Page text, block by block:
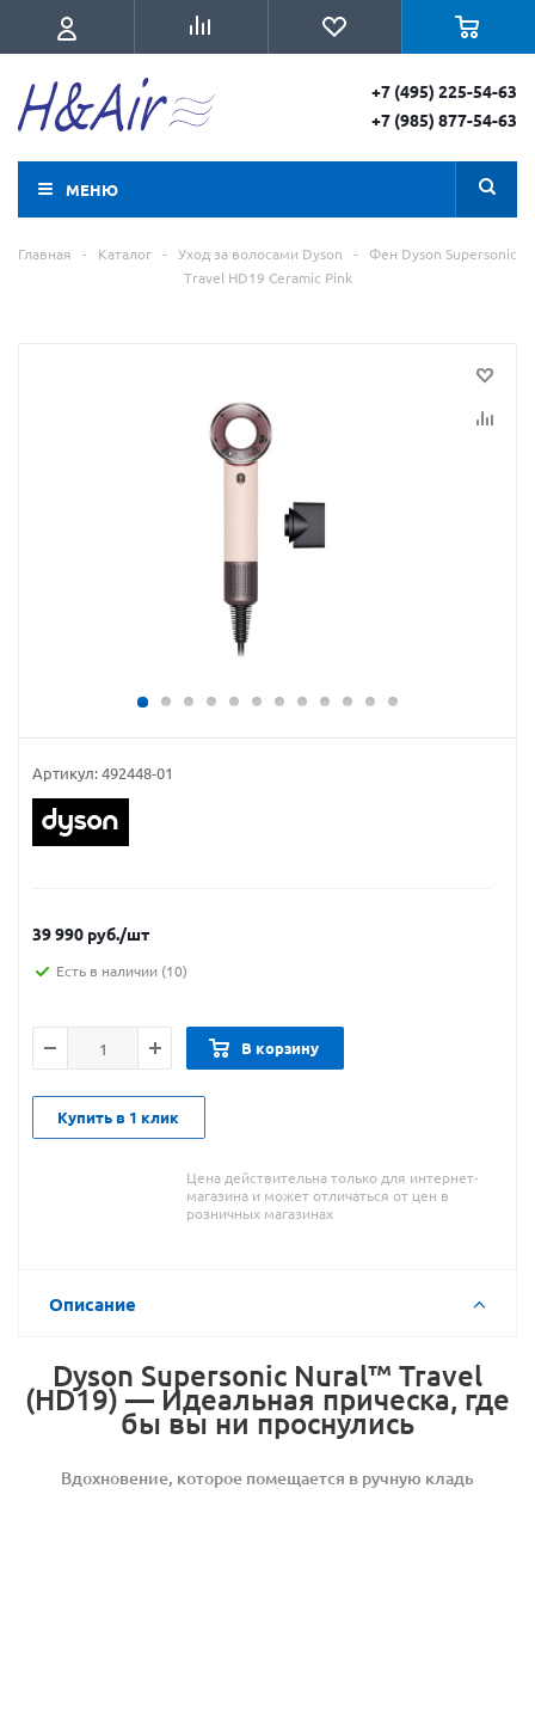
+7 (495) 225-54-63
+7 (985) 877-54-63
МЕНЮ
Главная - Каталог - Уход за волосами Dyson -
Фен Dyson Supersonic
Travel HD19 Ceramic Pink
Артикул:492448-01
39 990 руб./шт
Есть в наличии (10)
В корзину
Купить в 1 клик
Цена действительна только для интернет-
магазина и может отличаться от цен в
розничных магазинах
Описание
Dyson Supersonic Nural™ Travel
(HD19) — Идеальная прическа, где
бы вы ни проснулись
Вдохновение, которое помещается в ручную кладь